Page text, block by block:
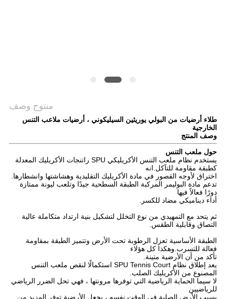
منتوج وصف
طلاء أرضيات من البولي يوريثين السيليكوني ، أرضيات ملاعب التنس
الخارجية
وصف المنتج
حول ملعب التنس
يستخدم نظام ملعب التنس الأكريليكي SPU راتنجات الأكريليك المعدلة
كطبقة مقاومة للتآكل.انه
اختراق لأوجه القصور في مادة الأكريليك التقليدية وهشاشتها وانشطارها.
تدعم مادة البوليمر المركبة الطبقة السطحية جيدًا وتلعب ليونة ممتازة
دورًا فعالاً فيها
أداء ديناميكي مضاد للكسر.
ثم يتحد مع التمهيدي من نوع التخلل لتشكيل بنية ارتداد متكاملة عالية
التصاق وقابلية الطقس.
الطبقة الأساسية تعزل الرطوبة تحت الأرض وتتميز الطبقة بمقاومة
فعالة للتسرب.وهكذا كل هؤلاء
تأكد من أن الأرضية متينة.
يعد إطلاق نظام SPU Tennis Court استكمالًا لنقص ملعب التنس
المصنوع من الأكريليك الصلب.
لا سيما الحماية الرياضية التي توفرها مرونتها ، فهي تحل الضرر الرياضي
للرياضيين
بسبب الأرض الصلبة.في الوقت نفسه ، يجعل الأرضية توفر المزيد من